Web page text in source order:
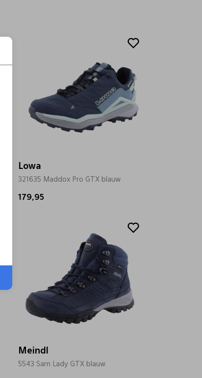
Lowa
321635 Maddox Pro GTX blauw
179,95
Meindl
5543 Sarn Lady GTX blauw